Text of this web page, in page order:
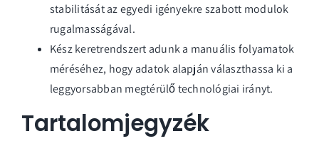
stabilitását az egyedi igényekre szabott modulok
rugalmasságával.
Kész keretrendszert adunk a manuális folyamatok
méréséhez, hogy adatok alapján választhassa ki a
leggyorsabban megtérülő technológiai irányt.
Tartalomjegyzék